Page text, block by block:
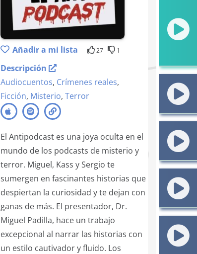
Añadir a mi lista 27 1
Descripción
Audiocuentos, Crímenes reales,
Ficción, Misterio, Terror
El Antipodcast es una joya oculta en el
mundo de los podcasts de misterio y
terror. Miguel, Kass y Sergio te
sumergen en fascinantes historias que
despiertan la curiosidad y te dejan con
ganas de más. El presentador, Dr.
Miguel Padilla, hace un trabajo
excepcional al narrar las historias con
un estilo cautivador y fluido. Los